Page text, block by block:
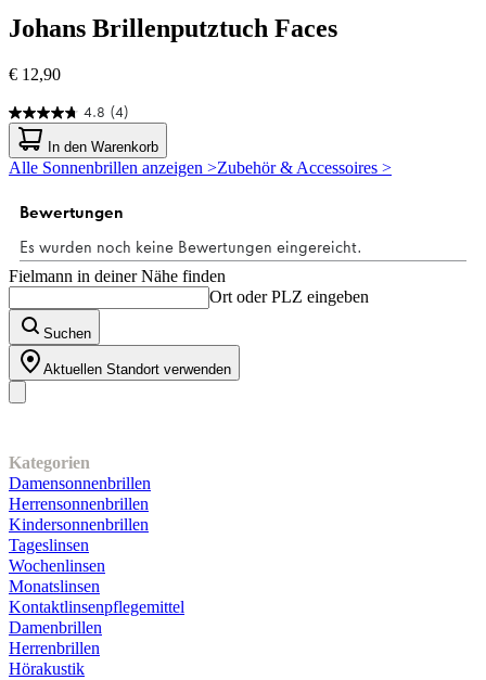
Johans Brillenputztuch Faces
€ 12,90
4.8 (4)
4.8
von
5
Sternen.
Bewertungen
In den Warenkorb
Alle Sonnenbrillen anzeigen >Zubehör & Accessoires >
Fielmann in deiner Nähe finden
Ort oder PLZ eingeben
Suchen
Aktuellen Standort verwenden
Kategorien
Damensonnenbrillen
Herrensonnenbrillen
Kindersonnenbrillen
Tageslinsen
Wochenlinsen
Monatslinsen
Kontaktlinsenpflegemittel
Damenbrillen
Herrenbrillen
Hörakustik